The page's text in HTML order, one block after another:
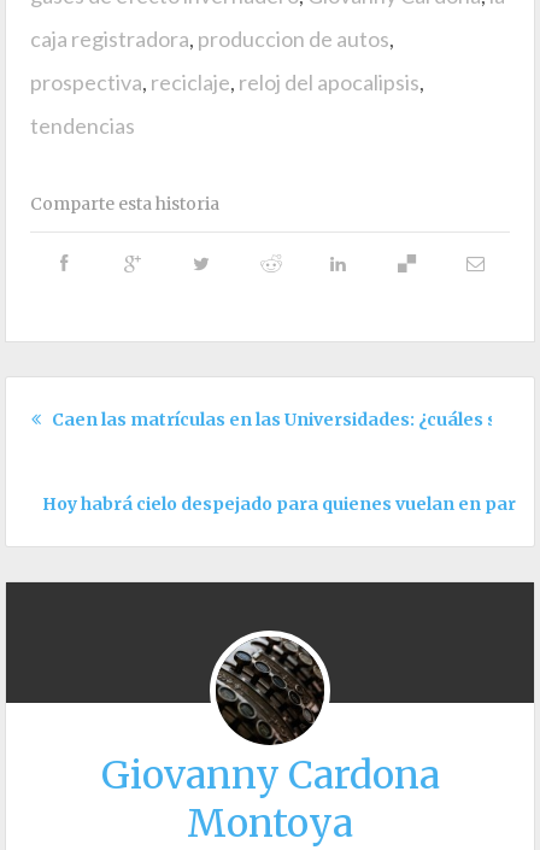
caja registradora, produccion de autos,
prospectiva, reciclaje, reloj del apocalipsis,
tendencias
Comparte esta historia
Caen las matrículas en las Universidades: ¿cuáles son
Hoy habrá cielo despejado para quienes vuelan en
Giovanny Cardona
Montoya